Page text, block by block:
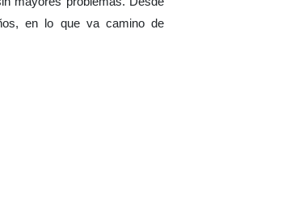
en lo que va camino de